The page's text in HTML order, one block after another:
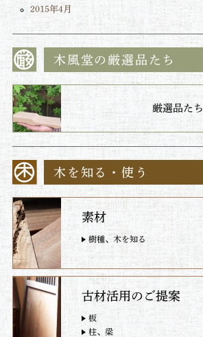
2015年4月
木風堂の厳選品たち
厳選品たち
木を知る・使う
素材
樹種、木を知る
古材活用のご提案
板
柱、梁